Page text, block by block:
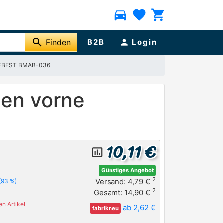
directions_car favorite shopping_cart
search Finden B2B person Login
BMAB-036
vorne
%)
Artikel
insert_chart_outlined 10,11 €
Günstiges Angebot
Versand: 4,79 € 2
Gesamt: 14,90 € 2
fabrikneu ab 2,62 €